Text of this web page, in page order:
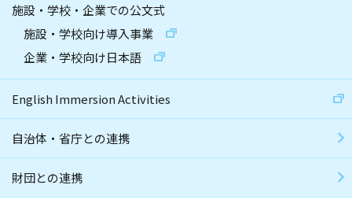
施設・学校・企業での公文式
施設・学校向け導入事業
企業・学校向け日本語
English Immersion Activities
自治体・省庁との連携
財団との連携